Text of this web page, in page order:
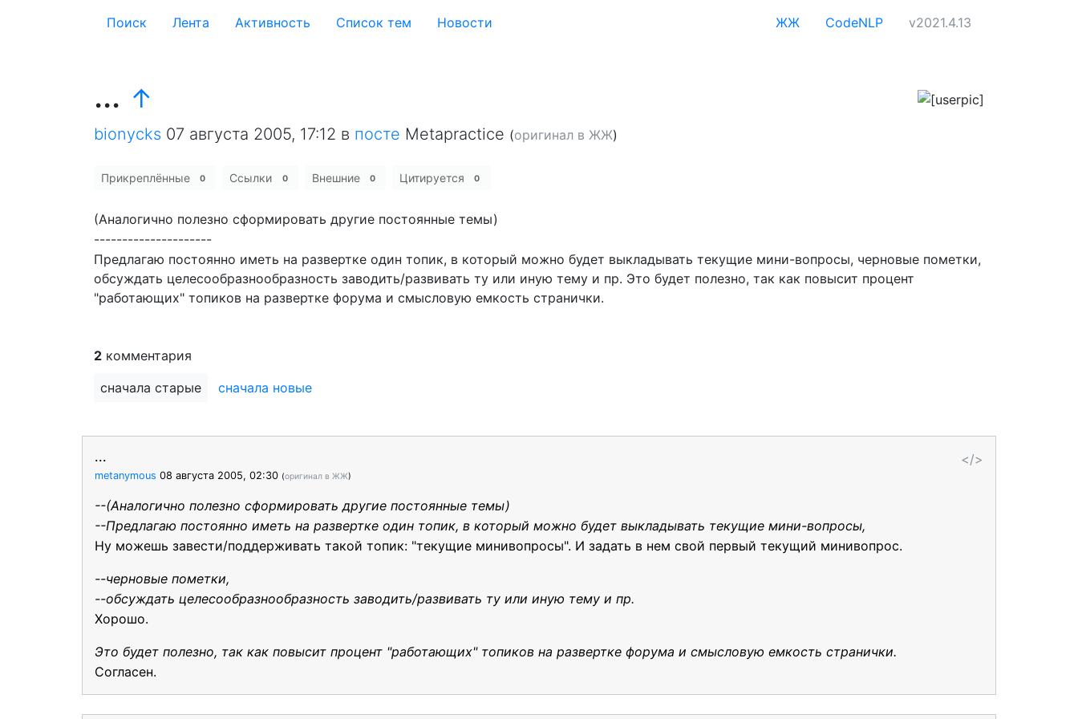
Поиск Лента Активность Cписок тем Новости ЖЖ CodeNLP v2021.4.13
... ↑
bionycks 07 августа 2005, 17:12 в посте Metapractice (оригинал в ЖЖ)
Прикреплённые 0 Ссылки 0 Внешние 0 Цитируется 0
(Аналогично полезно сформировать другие постоянные темы)
---------------------
Предлагаю постоянно иметь на развертке один топик, в который можно будет выкладывать текущие мини-вопросы, черновые пометки,
обсуждать целесообразнообразность заводить/развивать ту или иную тему и пр. Это будет полезно, так как повысит процент
"работающих" топиков на развертке форума и смысловую емкость странички.
2 комментария
сначала старые
сначала новые
</>
...
metanymous 08 августа 2005, 02:30 (оригинал в ЖЖ)
--(Аналогично полезно сформировать другие постоянные темы)
--Предлагаю постоянно иметь на развертке один топик, в который можно будет выкладывать текущие мини-вопросы,
Ну можешь завести/поддерживать такой топик: "текущие минивопросы". И задать в нем свой первый текущий минивопрос.
--черновые пометки,
--обсуждать целесообразнообразность заводить/развивать ту или иную тему и пр.
Хорошо.
Это будет полезно, так как повысит процент "работающих" топиков на развертке форума и смысловую емкость странички.
Согласен.